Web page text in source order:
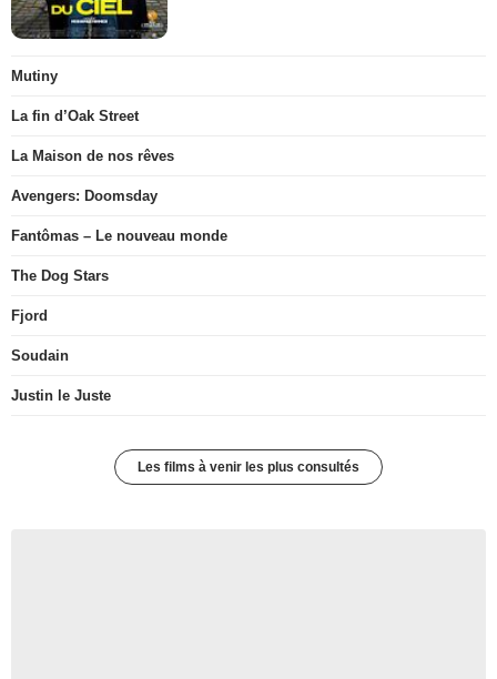
Mutiny
La fin d’Oak Street
La Maison de nos rêves
Avengers: Doomsday
Fantômas – Le nouveau monde
The Dog Stars
Fjord
Soudain
Justin le Juste
Les films à venir les plus consultés